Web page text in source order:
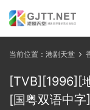
当前位置： 港剧天堂
[TVB][1996][
[国粤双语中